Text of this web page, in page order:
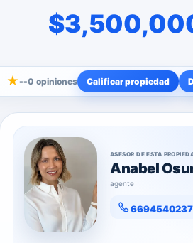
★--0 opiniones Calificar propiedad
ASESOR DE ESTA
Anabel
agente
6694540237